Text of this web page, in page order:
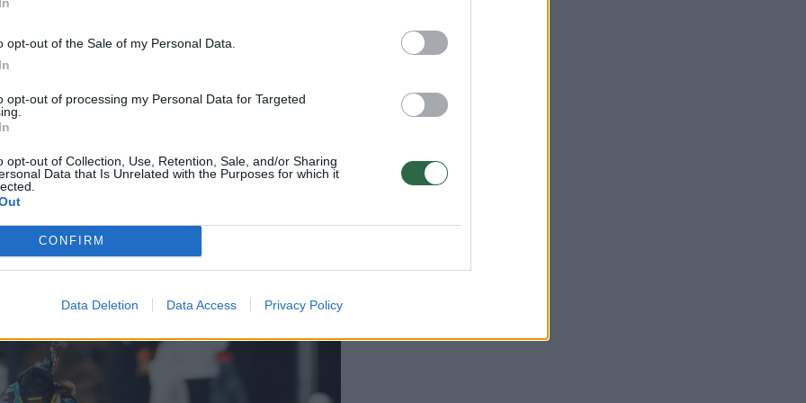
opt-out of the Sale of my Personal Data.
opt-out of processing my Personal Data for Targeted
opt-out of Collection, Use, Retention, Sale, and/or Sharing
Data that Is Unrelated with the Purposes for which it
CONFIRM
Data Deletion Data Access Privacy Policy
pirmajame šaudyme pataikė
Antroje šaudykloje ji ir vėl neklydo
poziciją. Deja, trečiąjį kartą, kuomet
vieną kartą ir nukrito į 33 vietą.
fantastiška, visus taikinius uždarė be
Galutinėje įskaitoje ji džiaugėsi 30-a